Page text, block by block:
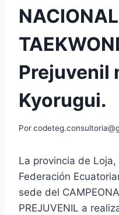
Prejuvenil
Kyorugui.
Por
La provincia de
Federación
sede del
PREJUVENIL a